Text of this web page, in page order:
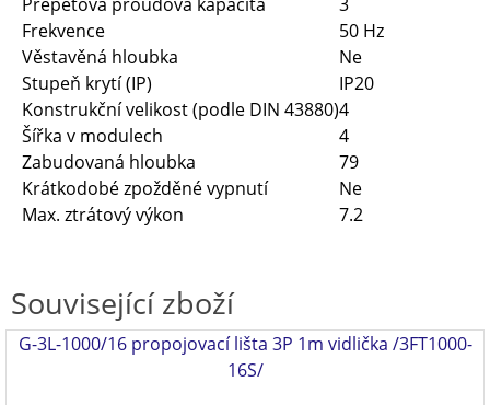
Frekvence
50 Hz
Věstavěná hloubka
Ne
Stupeň krytí (IP)
IP20
Konstrukční velikost (podle DIN 43880)4
Šířka v modulech
4
Zabudovaná hloubka
79
Krátkodobé zpožděné vypnutí
Ne
Max. ztrátový výkon
7.2
Související zboží
G-3L-1000/16 propojovací lišta 3P 1m vidlička /3FT1000-
16S/